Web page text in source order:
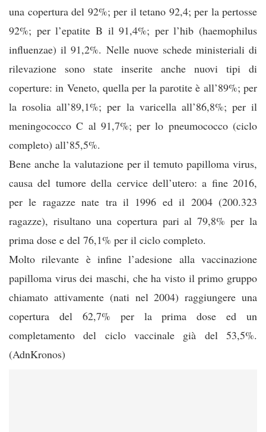
una copertura del 92%; per il tetano 92,4; per la pertosse
92%; per l’epatite B il 91,4%; per l’hib (haemophilus
influenzae) il 91,2%. Nelle nuove schede ministeriali di
rilevazione sono state inserite anche nuovi tipi di
coperture: in Veneto, quella per la parotite è all’89%; per
la rosolia all’89,1%; per la varicella all’86,8%; per il
meningococco C al 91,7%; per lo pneumococco (ciclo
completo) all’85,5%.
Bene anche la valutazione per il temuto papilloma virus,
causa del tumore della cervice dell’utero: a fine 2016,
per le ragazze nate tra il 1996 ed il 2004 (200.323
ragazze), risultano una copertura pari al 79,8% per la
prima dose e del 76,1% per il ciclo completo.
Molto rilevante è infine l’adesione alla vaccinazione
papilloma virus dei maschi, che ha visto il primo gruppo
chiamato attivamente (nati nel 2004) raggiungere una
copertura del 62,7% per la prima dose ed un
completamento del ciclo vaccinale già del 53,5%.
(AdnKronos)